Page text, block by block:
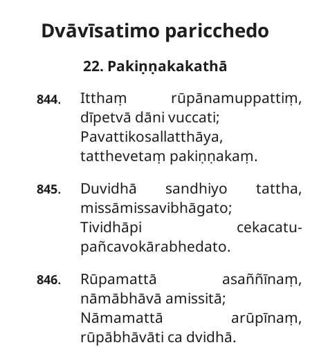
Dvāvīsatimo paricchedo
22. Pakiṇṇakakathā
844. Itthaṃ rūpānamuppattiṃ,
dīpetvā dāni vuccati;
Pavattikosallatthāya,
tatthevetaṃ pakiṇṇakaṃ.
845.
Duvidhā sandhiyo tattha,
missāmissavibhāgato;
Tividhāpi cekacatu-
pañcavokārabhedato.
846.
Rūpamattā asaññīnaṃ,
nāmābhāvā amissitā;
Nāmamattā arūpīnaṃ,
rūpābhāvāti ca dvidhā.